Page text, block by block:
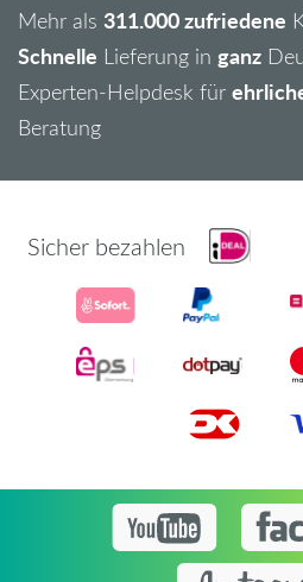
Mehr als 311.000 zufriedene
Schnelle Lieferung in ganz
Experten-Helpdesk für
Beratung
Sicher bezahlen